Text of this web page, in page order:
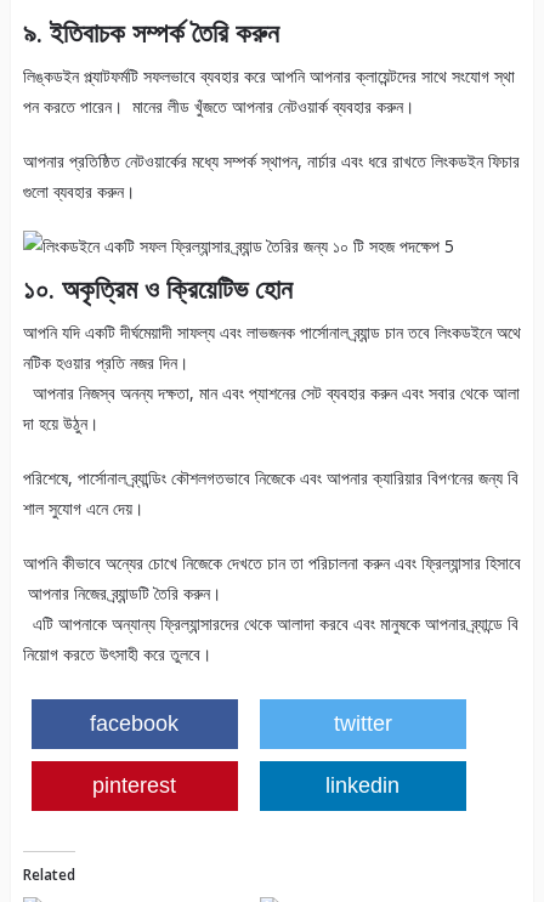
৯. ইতিবাচক সম্পর্ক তৈরি করুন
লিঙ্কডইন প্ল্যাটফর্মটি সফলভাবে ব্যবহার করে আপনি আপনার ক্লায়েন্টদের সাথে সংযোগ স্থা
পন করতে পারেন। মানের লীড খুঁজতে আপনার নেটওয়ার্ক ব্যবহার করুন।
আপনার প্রতিষ্ঠিত নেটওয়ার্কের মধ্যে সম্পর্ক স্থাপন, নার্চার এবং ধরে রাখতে লিংকডইন ফিচার
গুলো ব্যবহার করুন।
১০. অকৃত্রিম ও ক্রিয়েটিভ হোন
আপনি যদি একটি দীর্ঘমেয়াদী সাফল্য এবং লাভজনক পার্সোনাল ব্র্যান্ড চান তবে লিংকডইনে অথে
নটিক হওয়ার প্রতি নজর দিন।
আপনার নিজস্ব অনন্য দক্ষতা, মান এবং প্যাশনের সেট ব্যবহার করুন এবং সবার থেকে আলা
দা হয়ে উঠুন।
পরিশেষে, পার্সোনাল ব্র্যান্ডিং কৌশলগতভাবে নিজেকে এবং আপনার ক্যারিয়ার বিপণনের জন্য বি
শাল সুযোগ এনে দেয়।
আপনি কীভাবে অন্যের চোখে নিজেকে দেখতে চান তা পরিচালনা করুন এবং ফ্রিল্যান্সার হিসাবে
আপনার নিজের ব্র্যান্ডটি তৈরি করুন।
এটি আপনাকে অন্যান্য ফ্রিল্যান্সারদের থেকে আলাদা করবে এবং মানুষকে আপনার ব্র্যান্ডে বি
নিয়োগ করতে উৎসাহী করে তুলবে।
facebook twitter
pinterest linkedin
Related